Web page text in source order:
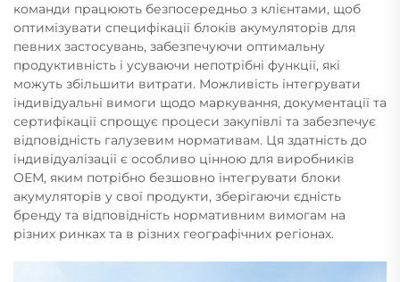
команди працюють безпосередньо з клієнтами, щоб
оптимізувати специфікації блоків акумуляторів для
певних застосувань, забезпечуючи оптимальну
продуктивність і усуваючи непотрібні функції, які
можуть збільшити витрати. Можливість інтегрувати
індивідуальні вимоги щодо маркування, документації та
сертифікації спрощує процеси закупівлі та забезпечує
відповідність галузевим нормативам. Ця здатність до
індивідуалізації є особливо цінною для виробників
ОЕМ, яким потрібно безшовно інтегрувати блоки
акумуляторів у свої продукти, зберігаючи єдність
бренду та відповідність нормативним вимогам на
різних ринках та в різних географічних регіонах.